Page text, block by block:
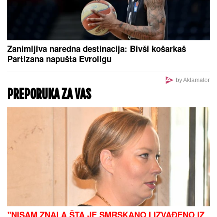
Vic dana: Švaba na proputovanju kroz Srbiju
doživeo saobraćajku u blizini Pirota...